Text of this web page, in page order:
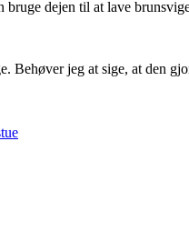
dejen til at lave
jeg at sige, at den